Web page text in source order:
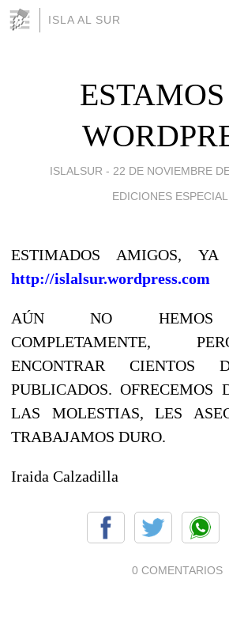
ISLA AL SUR
ISLALSUR - 22 DE NOVIEMBRE
EDICIONES
ESTIMADOS AMIGOS, YA
http://islalsur.wordpress.com
AÚN NO HEMOS
COMPLETAMENTE,
ENCONTRAR CIENTOS
PUBLICADOS. OFRECEMOS
LAS MOLESTIAS, LES
TRABAJAMOS DURO.
Iraida Calzadilla
0 COMENTARIOS